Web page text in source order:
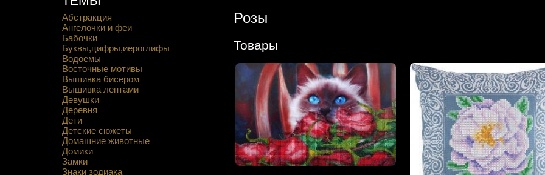
Абстракция
Ангелочки и феи
Бабочки
Буквы,цифры,иероглифы
Водоемы
Восточные мотивы
Вышивка бисером
Вышивка лентами
Девушки
Деревня
Дети
Детские сюжеты
Домашние животные
Домики
Замки
Знаки зодиака
Розы
Товары